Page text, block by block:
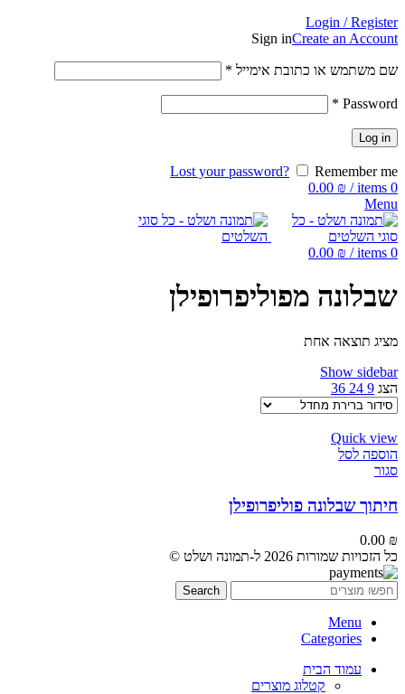
Login / Register
Sign inCreate an Account
שם משתמש או כתובת אימייל *
Password
*
Log in
Lost your password?
Remember me
0
items
/
0.00 ₪
Menu
0
items
/
0.00 ₪
שבלונה מפוליפרופילן
מציג תוצאה אחת
Show sidebar
הצג 9
24
36
Quick view
הוספה לסל
סגור
חיתוך שבלונה פוליפרופילן
0.00 ₪
כל הזכויות שמורות 2026 ל-תמונה ושלט ©
Search
Menu
Categories
עמוד הבית
קטלוג מוצרים